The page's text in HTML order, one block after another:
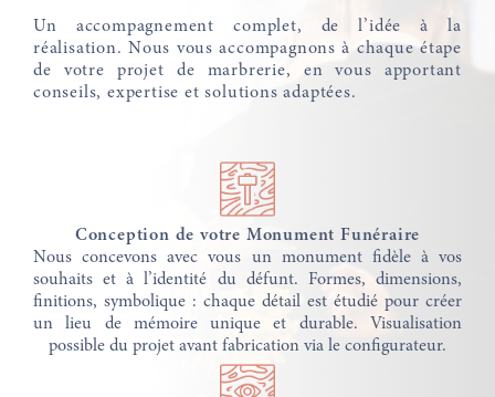
Un accompagnement complet, de l’idée à la
réalisation. Nous vous accompagnons à chaque étape
de votre projet de marbrerie, en vous apportant
conseils, expertise et solutions adaptées.
Conception de votre Monument Funéraire
Nous concevons avec vous un monument fidèle à vos
souhaits et à l’identité du défunt. Formes, dimensions,
finitions, symbolique : chaque détail est étudié pour créer
un lieu de mémoire unique et durable. Visualisation
possible du projet avant fabrication via le configurateur.